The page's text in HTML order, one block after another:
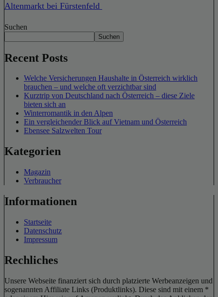
Altenmarkt bei Fürstenfeld
Suchen
Suchen
Recent Posts
Welche Versicherungen Haushalte in Österreich wirklich
brauchen – und welche oft verzichtbar sind
Kurztrip von Deutschland nach Österreich – diese Ziele
bieten sich an
Winterromantik in den Alpen
Ein vergleichender Blick auf Vietnam und Österreich
Ebensee Salzwelten Tour
Kategorien
Magazin
Verbraucher
Informationen
Startseite
Datenschutz
Impressum
Rechliches
Unsere Webseite finanziert sich durch platzierte Werbeanzeigen und
sogenannten Affiliate Links (Produktlinks). Diese sind mit einem *